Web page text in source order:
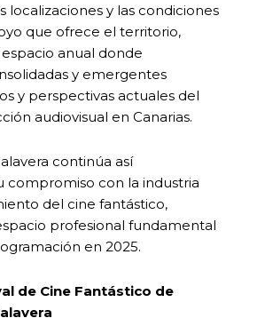
localizaciones y las condiciones
que ofrece el territorio,
anual donde
y emergentes
y perspectivas actuales del
audiovisual en Canarias.
continúa así
compromiso con la industria
del cine fantástico,
profesional fundamental
en 2025.
de Cine Fantástico de